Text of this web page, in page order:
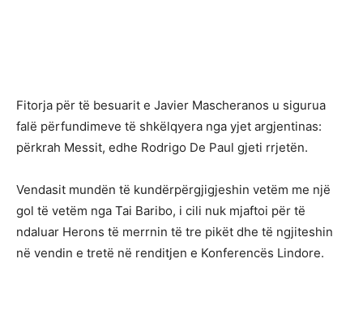
Fitorja për të besuarit e Javier Mascheranos u sigurua
falë përfundimeve të shkëlqyera nga yjet argjentinas:
përkrah Messit, edhe Rodrigo De Paul gjeti rrjetën.
Vendasit mundën të kundërpërgjigjeshin vetëm me një
gol të vetëm nga Tai Baribo, i cili nuk mjaftoi për të
ndaluar Herons të merrnin të tre pikët dhe të ngjiteshin
në vendin e tretë në renditjen e Konferencës Lindore.